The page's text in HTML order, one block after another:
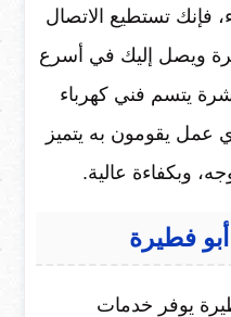
فإنك تستطيع الاتصال
ويصل إليك في أسرع
يتسم فني كهرباء
عمل يقومون به يتميز
وبكفاءة عالية.
فطيرة
يوفر خدمات